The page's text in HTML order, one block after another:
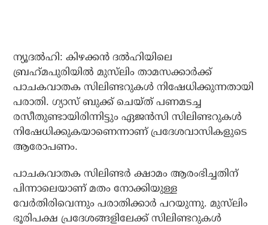
ന്യൂദല്‍ഹി: കിഴക്കന്‍ ദല്‍ഹിയിലെ
ബ്രഹ്‌മപുരിയില്‍ മുസ്‌ലിം താമസക്കാര്‍ക്ക്
പാചകവാതക സിലിണ്ടറുകള്‍ നിഷേധിക്കുന്നതായി
പരാതി. ഗ്യാസ് ബുക്ക് ചെയ്ത് പണമടച്ച
രസീതുണ്ടായിരിന്നിട്ടും ഏജന്‍സി സിലിണ്ടറുകള്‍
നിഷേധിക്കുകയാണെന്നാണ് പ്രദേശവാസികളുടെ
ആരോപണം.
പാചകവാതക സിലിണ്ടര്‍ ക്ഷാമം ആരംഭിച്ചതിന്
പിന്നാലെയാണ് മതം നോക്കിയുള്ള
വേര്‍തിരിവെന്നും പരാതിക്കാര്‍ പറയുന്നു. മുസ്‌ലിം
ഭൂരിപക്ഷ പ്രദേശങ്ങളിലേക്ക് സിലിണ്ടറുകള്‍